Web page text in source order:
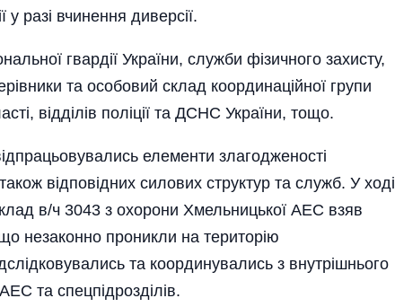
у разі вчинення диверсії.
гвардії України, служби фізичного захисту,
та особовий склад координа­ційної групи
відділів поліції та ДСНС України, тощо.
елементи злагодженості
відповідних силових структур та служб. У ході
в/ч 3043 з охорони Хмельницької АЕС взяв
що незаконно проникли на територію
та координувались з внутрішнього
та спецпідрозділів.